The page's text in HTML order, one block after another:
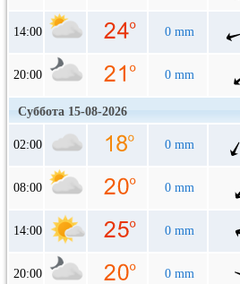
14:00 0 mm
20:00 0 mm
Суббота 15-08-2026
02:00 0 mm
08:00 0 mm
14:00 0 mm
20:00 0 mm